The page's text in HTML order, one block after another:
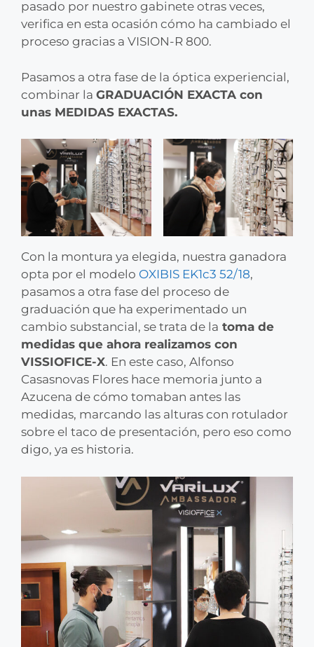
pasado por nuestro gabinete otras veces,
verifica en esta ocasión cómo ha cambiado el
proceso gracias a VISION-R 800.
Pasamos a otra fase de la óptica experiencial,
combinar la GRADUACIÓN EXACTA con
unas MEDIDAS EXACTAS.
Con la montura ya elegida, nuestra ganadora
opta por el modelo OXIBIS EK1c3 52/18,
pasamos a otra fase del proceso de
graduación que ha experimentado un
cambio substancial, se trata de la toma de
medidas que ahora realizamos con
VISSIOFICE-X. En este caso, Alfonso
Casasnovas Flores hace memoria junto a
Azucena de cómo tomaban antes las
medidas, marcando las alturas con rotulador
sobre el taco de presentación, pero eso como
digo, ya es historia.